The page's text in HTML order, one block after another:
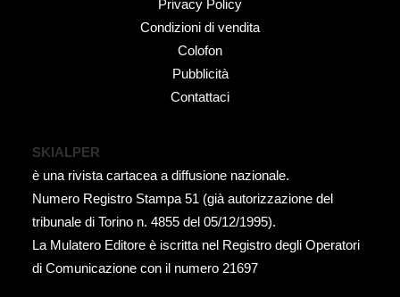
Privacy Policy
Condizioni di vendita
Colofon
Pubblicità
Contattaci
SKIALPER
è una rivista cartacea a diffusione nazionale.
Numero Registro Stampa 51 (già autorizzazione del
tribunale di Torino n. 4855 del 05/12/1995).
La Mulatero Editore è iscritta nel Registro degli Operatori
di Comunicazione con il numero 21697